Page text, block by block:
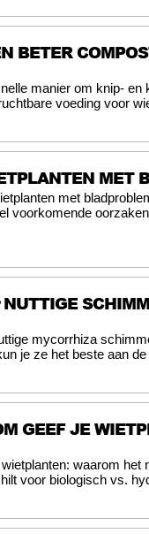
BETER
manier om knip- en
voeding voor
MET
met
voorkomende
NUTTIGE
mycorrhiza
je ze het beste aan
GEEF JE
waarom het
voor biologisch vs.